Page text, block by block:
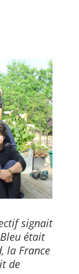
signait
était
la France
de